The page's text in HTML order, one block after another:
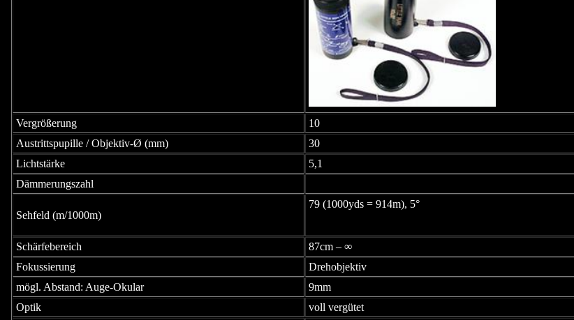
Vergrößerung 10
Austrittspupille / Objektiv-Ø (mm)
30
Lichtstärke
5,1
Dämmerungszahl
Sehfeld (m/1000m)
79 (1000yds = 914m), 5°
Schärfebereich 87cm – ∞
Fokussierung
Drehobjektiv
mögl. Abstand: Auge-Okular
9mm
Optik
voll vergütet